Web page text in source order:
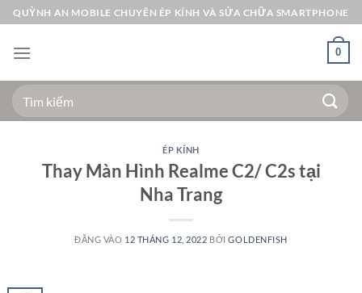
Bỏ
qua
nội
QUỲNH AN MOBILE CHUYÊN ÉP KÍNH VÀ SỬA CHỮA SMARTPHONE
0
Tìm
kiếm:
ÉP KÍNH
Thay Màn Hình Realme C2/ C2s tại
Nha Trang
ĐĂNG VÀO 12 THÁNG 12, 2022 BỞIGOLDENFISH